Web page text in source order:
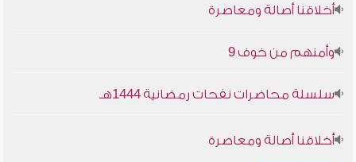
أخلاقنا أصالة ومعاصرة
وأمنهم من خوف 9
سلسلة محاضرات نفحات رمضانية 1444هـ
أخلاقنا أصالة ومعاصرة